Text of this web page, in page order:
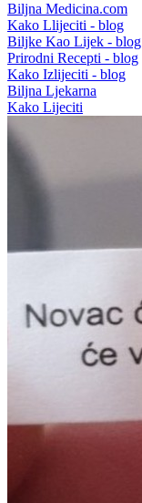
Biljna Medicina.com
Kako Llijeciti - blog
Biljke Kao Lijek - blog
Prirodni Recepti - blog
Kako Izlijeciti - blog
Biljna Ljekarna
Kako Lijeciti